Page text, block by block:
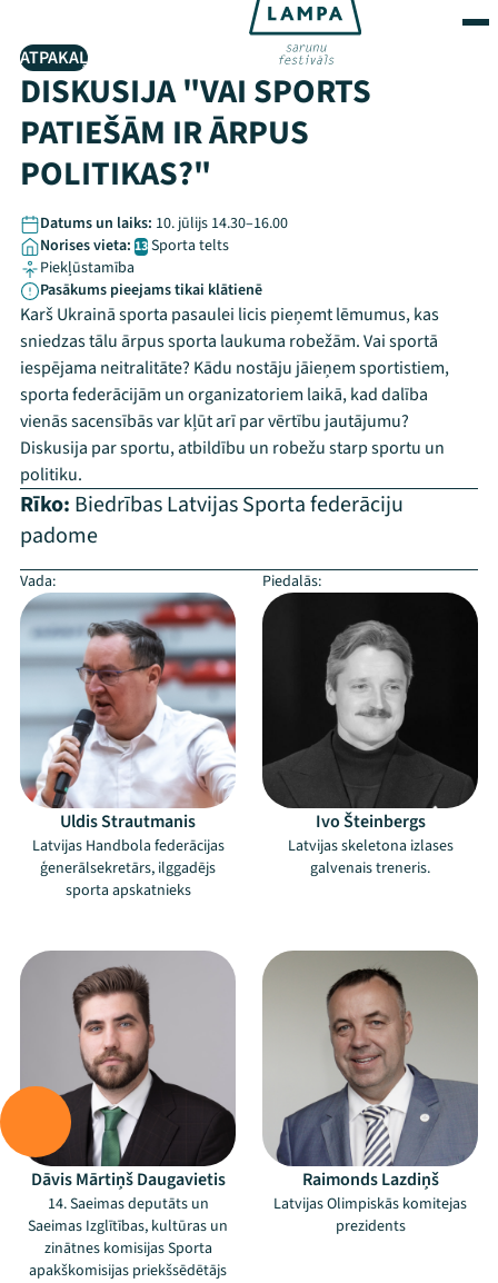
Mana programma
ATPAKAĻ
DISKUSIJA "VAI SPORTS
PATIEŠĀM IR ĀRPUS
POLITIKAS?"
Datums un laiks: 10. jūlijs 14.30–16.00
Norises vieta: 13Sporta telts
Piekļūstamība
Pasākums pieejams tikai klātienē
Karš Ukrainā sporta pasaulei licis pieņemt lēmumus, kas
sniedzas tālu ārpus sporta laukuma robežām. Vai sportā
iespējama neitralitāte? Kādu nostāju jāieņem sportistiem,
sporta federācijām un organizatoriem laikā, kad dalība
vienās sacensībās var kļūt arī par vērtību jautājumu?
Diskusija par sportu, atbildību un robežu starp sportu un
politiku.
Rīko: Biedrības Latvijas Sporta federāciju
padome
Vada:
Uldis Strautmanis
Latvijas Handbola federācijas
ģenerālsekretārs, ilggadējs
sporta apskatnieks
Piedalās:
Ivo Šteinbergs
Latvijas skeletona izlases
galvenais treneris.
Dāvis Mārtiņš Daugavietis
14. Saeimas deputāts un
Saeimas Izglītības, kultūras un
zinātnes komisijas Sporta
apakškomisijas priekšsēdētājs
Raimonds Lazdiņš
Latvijas Olimpiskās komitejas
prezidents